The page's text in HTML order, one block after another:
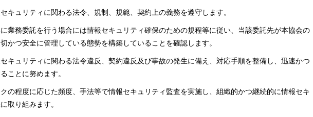
キュリティに関わる法令、規制、規範、契約上の義務を遵守します。
業務委託を行う場合には情報セキュリティ確保のための規程等に従い、当該委託先が本協会の
かつ安全に管理している態勢を構築していることを確認します。
キュリティに関わる法令違反、契約違反及び事故の発生に備え、対応手順を整備し、迅速かつ
ことに努めます。
の程度に応じた頻度、手法等で情報セキュリティ監査を実施し、組織的かつ継続的に情報セキ
取り組みます。